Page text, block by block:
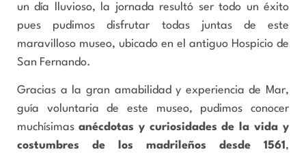
un día lluvioso, la jornada resultó ser todo un éxito
pues pudimos disfrutar todas juntas de este
maravilloso museo, ubicado en el antiguo Hospicio de
San Fernando.
Gracias a la gran amabilidad y experiencia de Mar,
guía voluntaria de este museo, pudimos conocer
muchísimas anécdotas y curiosidades de la vida y
costumbres de los madrileños desde 1561 ,